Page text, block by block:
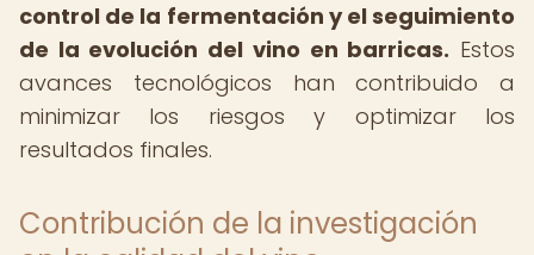
control de la fermentación y el seguimiento
de la evolución del vino en barricas. Estos
avances tecnológicos han contribuido a
minimizar los riesgos y optimizar los
resultados finales.
Contribución de la investigación